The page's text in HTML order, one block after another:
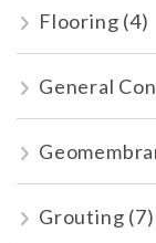
Flooring (4)
General
Grouting (7)